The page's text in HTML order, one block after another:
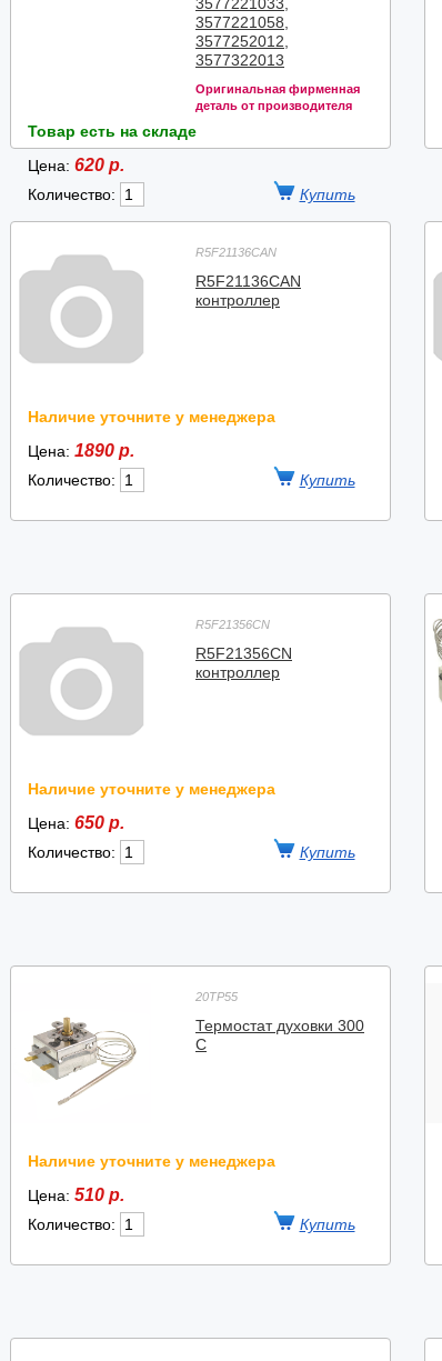
3577221058,
3577252012,
3577322013
Оригинальная фирменная
деталь от производителя
Товар есть на складе
Цена: 620 р.
Количество:
R5F21136CAN
R5F21136CAN
контроллер
Наличие уточните у менеджера
Цена: 1890 р.
Количество:
R5F21356CN
R5F21356CN
контроллер
Наличие уточните у менеджера
Цена: 650 р.
Количество:
20TP55
Термостат духовки 300
С
Наличие уточните у менеджера
Цена: 510 р.
Количество: